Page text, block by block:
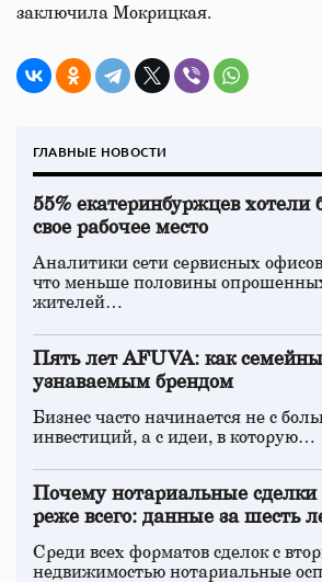
заключила Мокрицкая.
ГЛАВНЫЕ НОВОСТИ
55% екатеринбуржцев
свое рабочее место
Аналитики сети сервисных
что меньше половины
жителей…
Пять лет AFUVA: как
узнаваемым брендом
Бизнес часто начинается не с
инвестиций, а с идеи, в которую…
Почему нотариальные сделки
реже всего: данные за шесть
Среди всех форматов сделок с
недвижимостью нотариальные